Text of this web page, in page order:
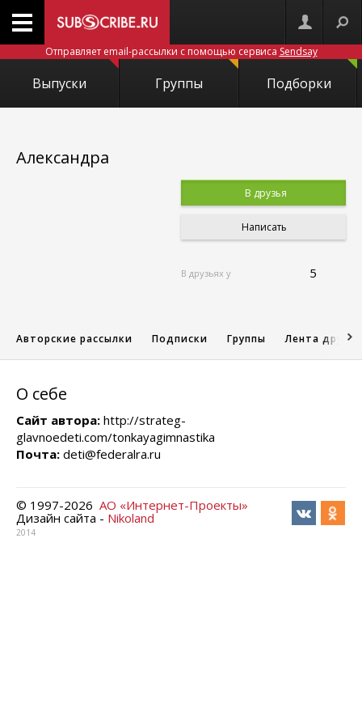
Отправляет email-рассылки с помощью сервиса Sendsay
Выпуски Группы Подборки
Александра
В друзья
Написать
В друзьях у 5
Авторские рассылки Подписки Группы Лента друзей
О себе
Сайт автора: http://strateg-
glavnoedeti.com/tonkayagimnastika
Почта: deti@federalra.ru
© 1997-2026 АО «Интернет-Проекты»
Дизайн сайта - Nikoland
2014